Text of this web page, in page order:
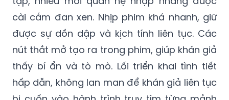
được sự dồn dập và kịch tính liên tục. Các
nút thắt mở tạo ra trong phim, giúp khán giả
thấy bí ẩn và tò mò. Lối triển khai tình tiết
hấp dẫn, không lan man để khán giả liên tục
bị cuốn vào hành trình truy tìm từng mảnh
ghép nhỏ để phá án của Thám tử Kiên.